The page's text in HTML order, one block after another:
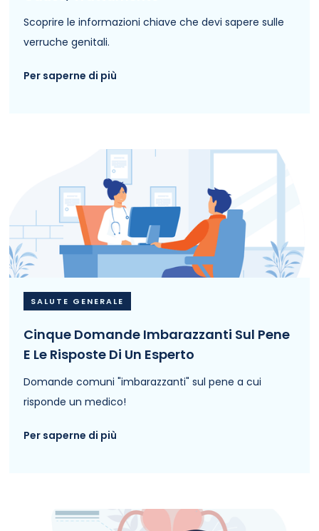
Scoprire le informazioni chiave che devi sapere sulle
verruche genitali.
Per saperne di più
SALUTE GENERALE
Cinque Domande Imbarazzanti Sul Pene
E Le Risposte Di Un Esperto
Domande comuni "imbarazzanti" sul pene a cui
risponde un medico!
Per saperne di più